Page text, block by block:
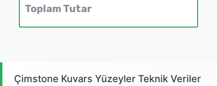
Çimstone Kuvars Yüzeyler Teknik Veriler